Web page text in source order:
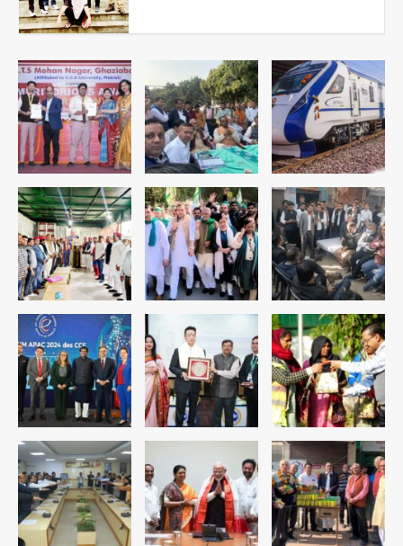
3
4
डबल मर्डर का मुख्य साजिशकर्ता क्राइम ब्रांच
के हत्थे
Team JHJ
5
रोहित चौधरी गैंग का कुख्यात बदमाश राजस्थान
से गिरफ्तार
Team JHJ
1
पुरा महादेव से बेटियों के स्वास्थ्य और सुरक्षा का
संदेश
Team JHJ
2
अब पहला स्थान हासिल करना लक्ष्य: डीएम
Team JHJ